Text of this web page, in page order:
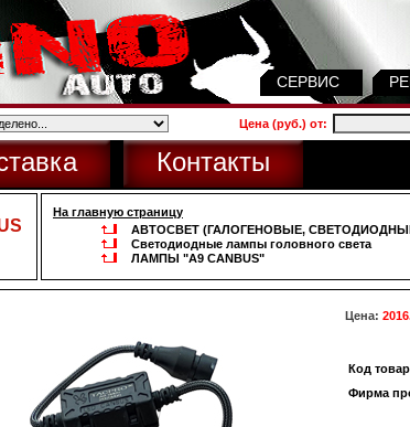
СЕРВИС
Цена (руб.) от:
Контакты
На главную страницу
АВТОСВЕТ (ГАЛОГЕНОВЫЕ,
Светодиодные лампы головного света
ЛАМПЫ "A9 CANBUS"
Цена:
Код
Фирма